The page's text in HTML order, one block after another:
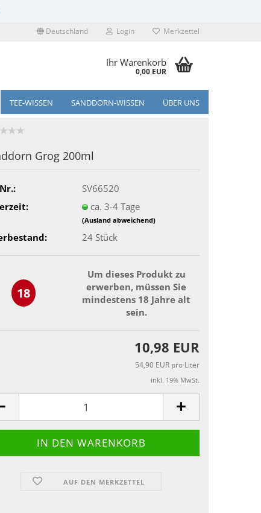
Deutschland Login Merkzettel
Ihr Warenkorb
0,00 EUR
TEE-WISSEN SANDDORN-WISSEN ÜBER UNS
Grog 200ml
SV66520
ca. 3-4 Tage
(Ausland abweichend)
24 Stück
18
Um dieses Produkt zu
erwerben, müssen Sie
mindestens 18 Jahre alt
sein.
10,98 EUR
54,90 EUR pro Liter
inkl. 19% MwSt.
AUF DEN MERKZETTEL